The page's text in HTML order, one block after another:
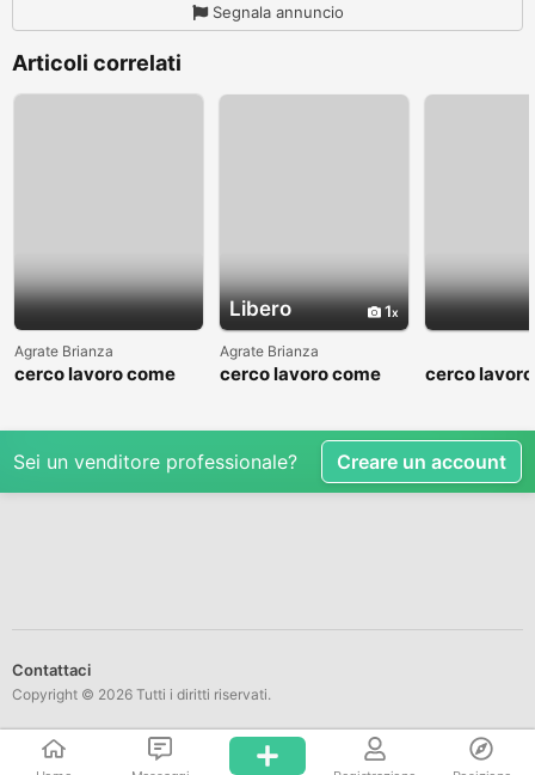
Segnala annuncio
Articoli correlati
Agrate Brianza
cerco lavoro come
Libero 1
Agrate Brianza
cerco lavoro come
cerco
Sei un venditore professionale? Creare un account
Contattaci
Copyright © 2026 Tutti i diritti riservati.